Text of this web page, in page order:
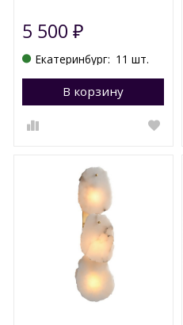
5 500₽
Екатеринбург: 11 шт.
В корзину